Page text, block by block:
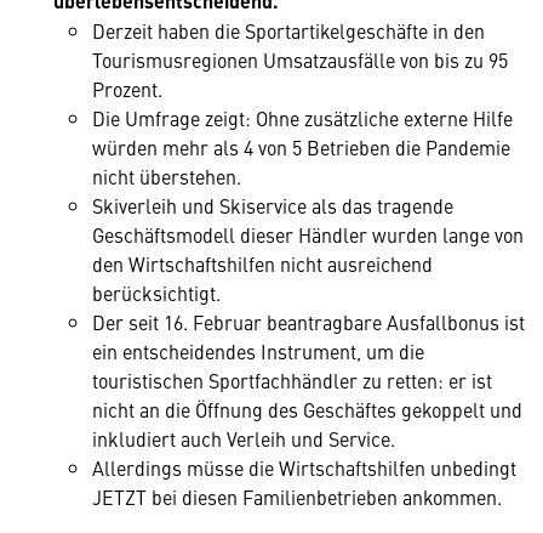
Derzeit haben die Sportartikelgeschäfte in den
Tourismusregionen Umsatzausfälle von bis zu 95
Prozent.
Die Umfrage zeigt: Ohne zusätzliche externe Hilfe
würden mehr als 4 von 5 Betrieben die Pandemie
nicht überstehen.
Skiverleih und Skiservice als das tragende
Geschäftsmodell dieser Händler wurden lange von
den Wirtschaftshilfen nicht ausreichend
berücksichtigt.
Der seit 16. Februar beantragbare Ausfallbonus ist
ein entscheidendes Instrument, um die
touristischen Sportfachhändler zu retten: er ist
nicht an die Öffnung des Geschäftes gekoppelt und
inkludiert auch Verleih und Service.
Allerdings müsse die Wirtschaftshilfen unbedingt
JETZT bei diesen Familienbetrieben ankommen.